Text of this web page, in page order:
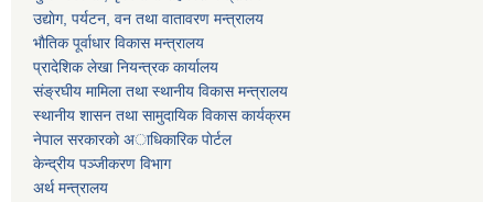
उद्याेग, पर्यटन, वन तथा वातावरण मन्त्रालय
भाैतिक पूर्वाधार विकास मन्त्रालय
प्रादेशिक लेखा नियन्त्रक कार्यालय
संङ्रघीय मामिला तथा स्थानीय विकास मन्त्रालय
स्थानीय शासन तथा सामुदायिक विकास कार्यक्रम
नेपाल सरकारकाे अाधिकारिक पाेर्टल
केन्द्रीय पञ्जीकरण विभाग
अर्थ मन्त्रालय